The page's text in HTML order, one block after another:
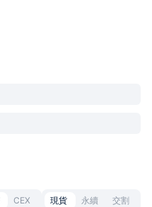
CEX 現貨 永續 交割